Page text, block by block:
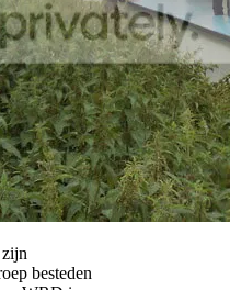
besteden